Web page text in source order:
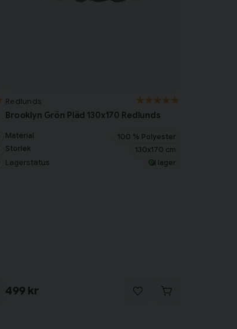
Redlunds
Brooklyn Grön Pläd 130x170 Redlunds
Material
100 % Polyester
Storlek
130x170 cm
Lagerstatus I lager
499 kr